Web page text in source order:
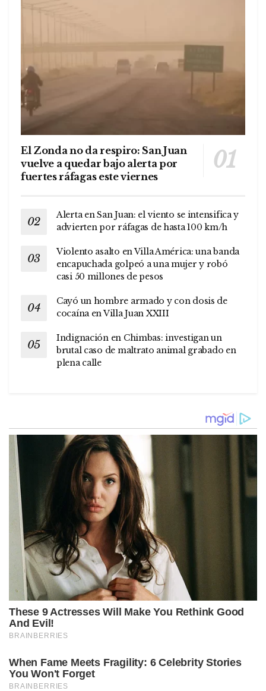
El Zonda no da respiro: San Juan
vuelve a quedar bajo alerta por
fuertes ráfagas este viernes
Alerta en San Juan: el viento se intensifica y
advierten por ráfagas de hasta 100 km/h
Violento asalto en Villa América: una banda
encapuchada golpeó a una mujer y robó
casi 50 millones de pesos
Cayó un hombre armado y con dosis de
cocaína en Villa Juan XXIII
Indignación en Chimbas: investigan un
brutal caso de maltrato animal grabado en
plena calle